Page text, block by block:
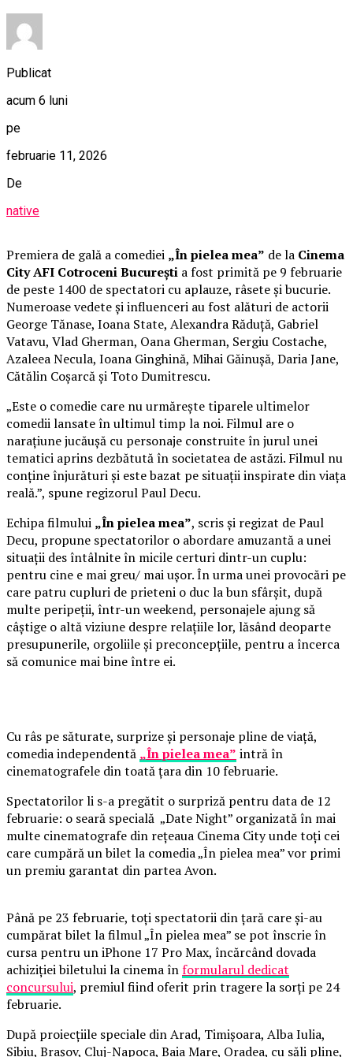
Publicat
acum 6 luni
pe
februarie 11, 2026
De
native
Premiera de gală a comediei „În pielea mea” de la Cinema
City AFI Cotroceni București a fost primită pe 9 februarie
de peste 1400 de spectatori cu aplauze, râsete și bucurie.
Numeroase vedete și influenceri au fost alături de actorii
George Tănase, Ioana State, Alexandra Răduță, Gabriel
Vatavu, Vlad Gherman, Oana Gherman, Sergiu Costache,
Azaleea Necula, Ioana Ginghină, Mihai Găinușă, Daria Jane,
Cătălin Coșarcă și Toto Dumitrescu.
„Este o comedie care nu urmărește tiparele ultimelor
comedii lansate în ultimul timp la noi. Filmul are o
narațiune jucăușă cu personaje construite în jurul unei
tematici aprins dezbătută în societatea de astăzi. Filmul nu
conține înjurături și este bazat pe situații inspirate din viața
reală.”, spune regizorul Paul Decu.
Echipa filmului „În pielea mea”, scris și regizat de Paul
Decu, propune spectatorilor o abordare amuzantă a unei
situații des întâlnite în micile certuri dintr-un cuplu:
pentru cine e mai greu/ mai ușor. În urma unei provocări pe
care patru cupluri de prieteni o duc la bun sfârșit, după
multe peripeții, într-un weekend, personajele ajung să
câștige o altă viziune despre relațiile lor, lăsând deoparte
presupunerile, orgoliile și preconcepțiile, pentru a încerca
să comunice mai bine între ei.
Cu râs pe săturate, surprize și personaje pline de viață,
comedia independentă „În pielea mea” intră în
cinematografele din toată țara din 10 februarie.
Spectatorilor li s-a pregătit o surpriză pentru data de 12
februarie: o seară specială „Date Night” organizată în mai
multe cinematografe din rețeaua Cinema City unde toți cei
care cumpără un bilet la comedia „În pielea mea” vor primi
un premiu garantat din partea Avon.
Până pe 23 februarie, toți spectatorii din țară care și-au
cumpărat bilet la filmul „În pielea mea” se pot înscrie în
cursa pentru un iPhone 17 Pro Max, încărcând dovada
achiziției biletului la cinema înformularul dedicat
concursului, premiul fiind oferit prin tragere la sorți pe 24
februarie.
După proiecțiile speciale din Arad, Timișoara, Alba Iulia,
Sibiu, Brașov, Cluj-Napoca, Baia Mare, Oradea, cu săli pline,